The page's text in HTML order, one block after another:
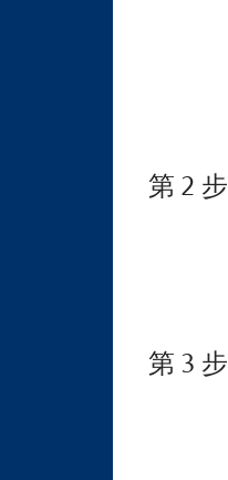
第 2
第 3